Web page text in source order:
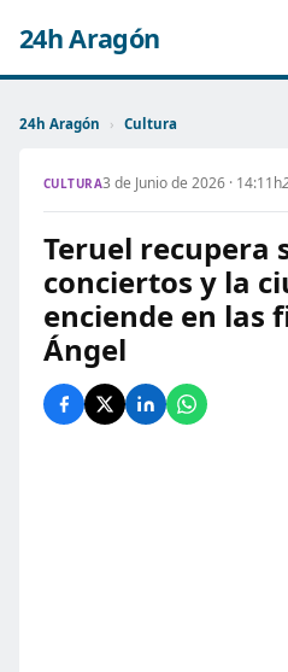
24h Aragón
24h Aragón › Cultura
CULTURA3 de Junio de 2026 · 14:11h
Teruel recupera
conciertos y la
enciende en las
Ángel